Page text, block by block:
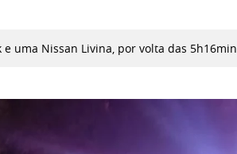
e uma Nissan Livina, por volta das 5h16min